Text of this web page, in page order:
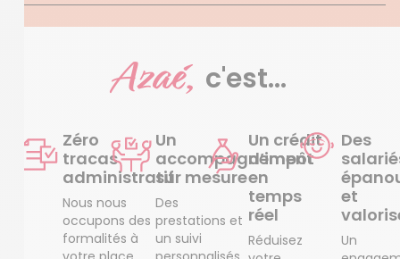
Azaé, c'est...
Zéro
tracas
administratif
Nous nous
occupons des
formalités à
Un
accompagnement
sur mesure
Des
prestations et
un suivi
Un crédit
d’impôt
en
temps
réel
Réduisez
Des
et
Un